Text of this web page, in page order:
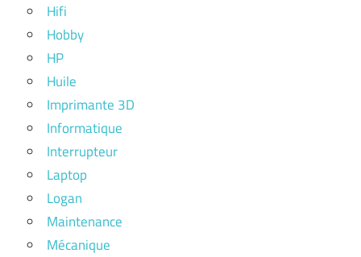
Hifi
Hobby
HP
Huile
Imprimante 3D
Informatique
Interrupteur
Laptop
Logan
Maintenance
Mécanique